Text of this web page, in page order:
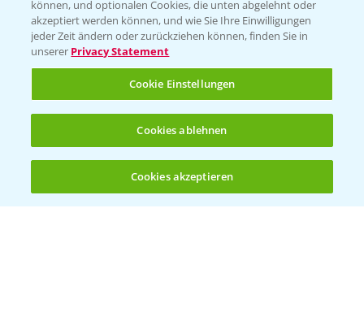
Standortreport Einbeck - Fungizidstrategien
im Vergleich
31.03.2025
(noch 4)
können, und optionalen Cookies, die unten abgelehnt oder
akzeptiert werden können, und wie Sie Ihre Einwilligungen
jeder Zeit ändern oder zurückziehen können, finden Sie in
unserer Privacy Statement
Cookie Einstellungen
Cookies ablehnen
Cookies akzeptieren